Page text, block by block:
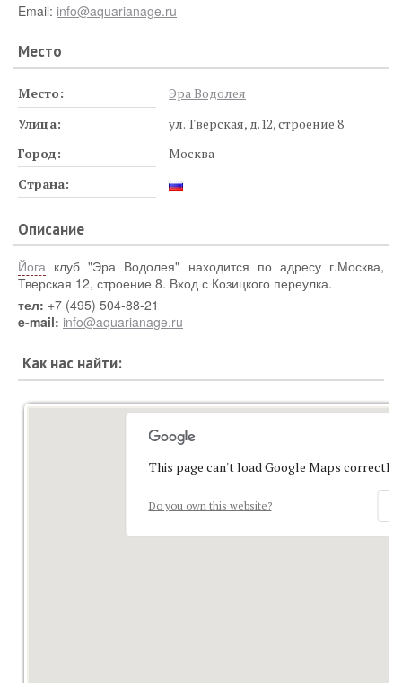
Email: info@aquarianage.ru
Место
Место:
Эра Водолея
Улица:
ул. Тверская, д.12, строение 8
Город:
Москва
Страна:
Описание
Йога клуб "Эра Водолея" находится по адресу г.Москва,
Тверская 12, строение 8. Вход с Козицкого переулка.
тел: +7 (495) 504-88-21
e-mail: info@aquarianage.ru
Как нас найти:
This page can't load Google Maps correctly.
Do you own this website?